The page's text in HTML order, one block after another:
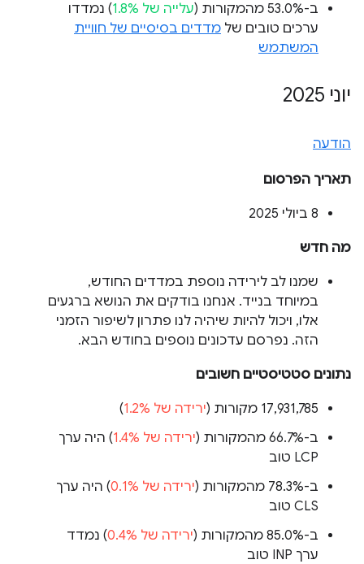
ב-53.0% מהמקורות (
עלייה של 1.8%
) נמדדו
ערכים טובים של מדדים בסיסיים של חוויית
המשתמש
יוני 2025
הודעה
תאריך הפרסום
‫8 ביולי 2025
מה חדש
שמנו לב לירידה נוספת במדדים החודש,
במיוחד בנייד. אנחנו בודקים את הנושא ברגעים
אלו, ויכול להיות שיהיה לנו פתרון לשיפור הזמני
הזה. נפרסם עדכונים נוספים בחודש הבא.
נתונים סטטיסטיים חשובים
‫17,931,785 מקורות ( ירידה של 1.2%
)
ב-66.7% מהמקורות (
ירידה של 1.4%
) היה ערך
LCP טוב
ב-78.3% מהמקורות (
ירידה של 0.1%
) היה ערך
CLS טוב
ב-85.0% מהמקורות (
ירידה של 0.4%
) נמדד
ערך INP טוב